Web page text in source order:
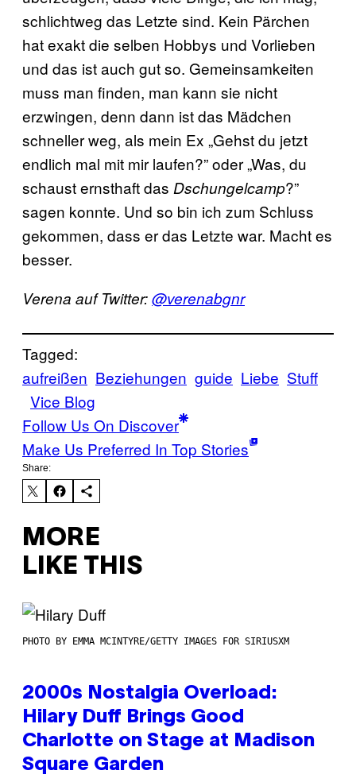
schlichtweg das Letzte sind. Kein Pärchen
hat exakt die selben Hobbys und Vorlieben
und das ist auch gut so. Gemeinsamkeiten
muss man finden, man kann sie nicht
erzwingen, denn dann ist das Mädchen
schneller weg, als mein Ex „Gehst du jetzt
endlich mal mit mir laufen?” oder „Was, du
schaust ernsthaft das Dschungelcamp?”
sagen konnte. Und so bin ich zum Schluss
gekommen, dass er das Letzte war. Macht es
besser.
Verena auf Twitter:@verenabgnr
Tagged:
aufreißen Beziehungen guide Liebe Stuff
Vice Blog
Follow Us On Discover
Make Us Preferred In Top Stories
Share:
MORE
LIKE THIS
PHOTO BY EMMA MCINTYRE/GETTY IMAGES FOR SIRIUSXM
2000s Nostalgia Overload:
Hilary Duff Brings Good
Charlotte on Stage at Madison
Square Garden